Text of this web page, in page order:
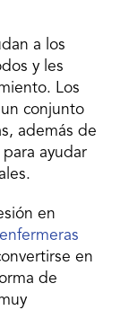
a los
y les
Los
conjunto
además de
para ayudar
en
en
de